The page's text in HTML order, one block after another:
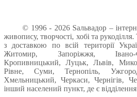
© 1996 - 2026 Sальвадор –
живопису, творчості, хобі та
з доставкою по всій території
Житомир, Запоріжжя, Івано-
Кропивницький, Луцьк, Львів,
Рівне, Суми, Тернопіль,
Хмельницький, Черкаси, Чернігів,
інший населений пункт, де є